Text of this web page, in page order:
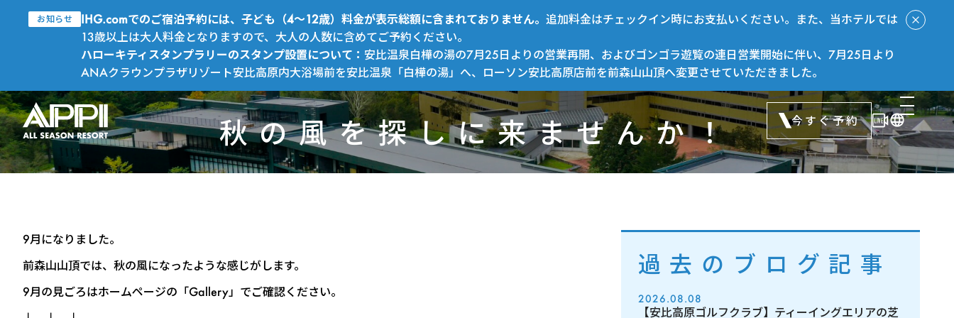
お知らせ IHG.comでのご宿泊予約には、子ども（4～12歳）料金が表示総額に含まれておりません。追加料金はチェックイン時にお支払いください。また、当ホテルでは
13歳以上は大人料金となりますので、大人の人数に含めてご予約ください。
ハローキティスタンプラリーのスタンプ設置について：安比温泉白樺の湯の7月25日よりの営業再開、およびゴンゴラ遊覧の連日営業開始に伴い、7月25日より
ANAクラウンプラザリゾート安比高原内大浴場前を安比温泉「白樺の湯」へ、ローソン安比高原店前を前森山山頂へ変更させていただきました。
今すぐ予約
秋の風を探しに来ませんか！
9月になりました。
前森山山頂では、秋の風になったような感じがします。
9月の見ごろはホームページの「Gallery」でご確認ください。
過去のブログ記事
2026.08.08
【安比高原ゴルフクラブ】ティーイングエリアの芝